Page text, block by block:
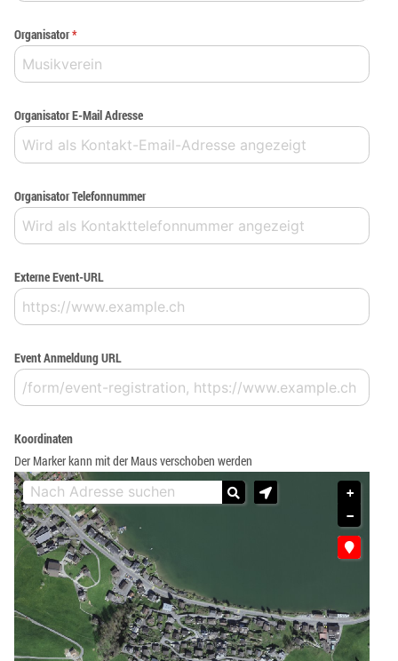
Organisator*
Organisator E-Mail Adresse
Organisator Telefonnummer
Externe Event-URL
Event Anmeldung URL
Koordinaten
Der Marker kann mit der Maus verschoben werden
+
−